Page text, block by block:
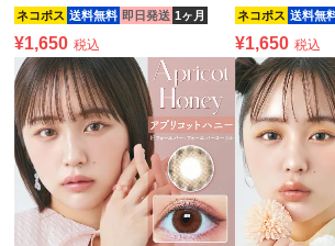
ネコポス 送料無料 即日発送 1ヶ月
¥1,650 税込
ネコポス 送料無
¥1,650 税込